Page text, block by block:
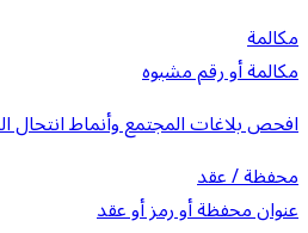
مكالمة
مكالمة أو رقم مشبوه
افحص بلاغات المجتمع وأنماط
محفظة / عقد
عنوان محفظة أو رمز أو عقد